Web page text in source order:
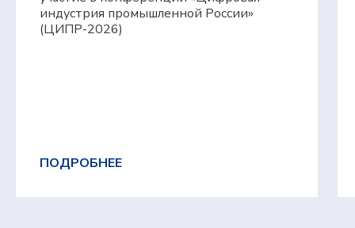
индустрия промышленной России»
(ЦИПР-2026)
ПОДРОБНЕЕ